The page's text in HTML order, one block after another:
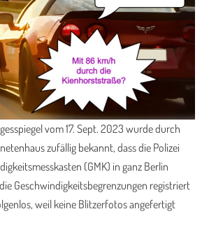
vom 17. Sept. 2023 wurde durch
zufällig bekannt, dass die Polizei
(GMK) in ganz Berlin
Geschwindigkeitsbegrenzungen registriert
weil keine Blitzerfotos angefertigt